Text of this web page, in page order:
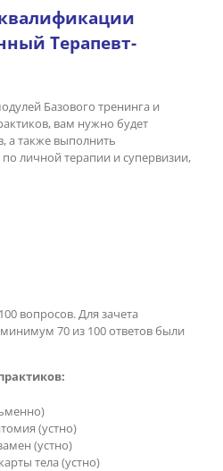
Терапевт-
Базового тренинга и
вам нужно будет
а также выполнить
личной терапии и супервизии,
вопросов. Для зачета
70 из 100 ответов были
(устно)
(устно)
тела (устно)